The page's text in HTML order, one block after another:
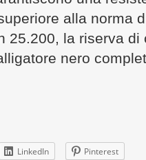
alla norma
25.200, la riserva
nero
LinkedIn Pinterest